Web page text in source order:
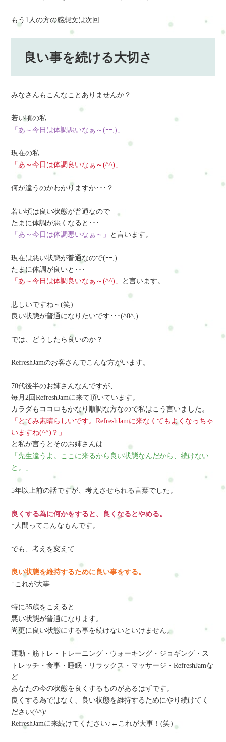
もう1人の方の感想文は次回
良い事を続ける大切さ
みなさんもこんなことありませんか？
若い頃の私
「あ～今日は体調悪いなぁ～(ｰｰ;)」
現在の私
「あ～今日は体調良いなぁ～(^^)」
何が違うのかわかりますか･･･？
若い頃は良い状態が普通なので
たまに体調が悪くなると･･･
「あ～今日は体調悪いなぁ～」
と言います。
現在は悪い状態が普通なので(ｰｰ;)
たまに体調が良いと･･･
「あ～今日は体調良いなぁ～(^^)」
と言います。
悲しいですね～(笑）
良い状態が普通になりたいです･･･(^0^;)
では、どうしたら良いのか？
RefreshJamのお客さんでこんな方がいます。
70代後半のお姉さんなんですが、
毎月2回RefreshJamに来て頂いています。
カラダもココロもかなり順調な方なので私はこう言いました。
「とてみ素晴らしいです。RefreshJamに来なくてもよくなっちゃ
いますね(^^)？」
と私が言うとそのお姉さんは
「先生違うよ。ここに来るから良い状態なんだから、続けない
と。」
5年以上前の話ですが、考えさせられる言葉でした。
良くする為に何かをすると、良くなるとやめる。
↑人間ってこんなもんです。
でも、考えを変えて
良い状態を維持するために良い事をする。
↑これが大事
特に35歳をこえると
悪い状態が普通になります。
尚更に良い状態にする事を続けないといけません。
運動・筋トレ・トレーニング・ウォーキング・ジョギング・ス
トレッチ・食事・睡眠・リラックス・マッサージ・RefreshJamな
ど
あなたの今の状態を良くするものがあるはずです。
良くする為ではなく、良い状態を維持するためにやり続けてく
ださい(^^)/
RefreshJamに来続けてください♪←これが大事！(笑）